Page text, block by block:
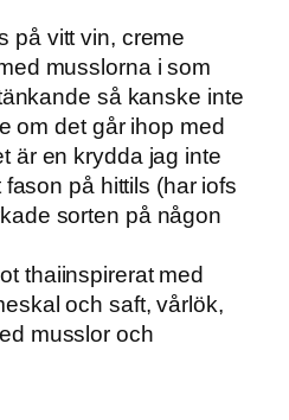
på vitt vin, creme
musslorna i som
så kanske inte
om det går ihop med
är en krydda jag inte
på hittils (har iofs
sorten på någon
thaiinspirerat med
och saft, vårlök,
musslor och